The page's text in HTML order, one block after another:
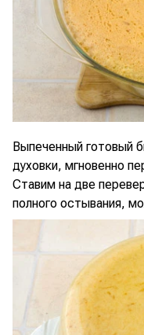
Выпеченный готовый
духовки, мгновенно
Ставим на две
полного остывания,